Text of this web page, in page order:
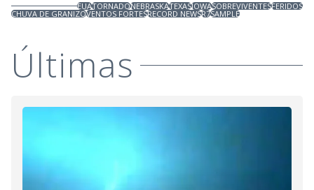
EUATORNADONEBRASKATEXASIOWASOBREVIVENTESFERIDOS
CHUVA DE GRANIZOVENTOS FORTESRECORD NEWSR7SAMPLE
Últimas